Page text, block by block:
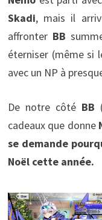
Skadi, mais il
affronter BB
éterniser (même si
avec un NP à
De notre côté BB
cadeaux que donne
se demande
Noël cette année.